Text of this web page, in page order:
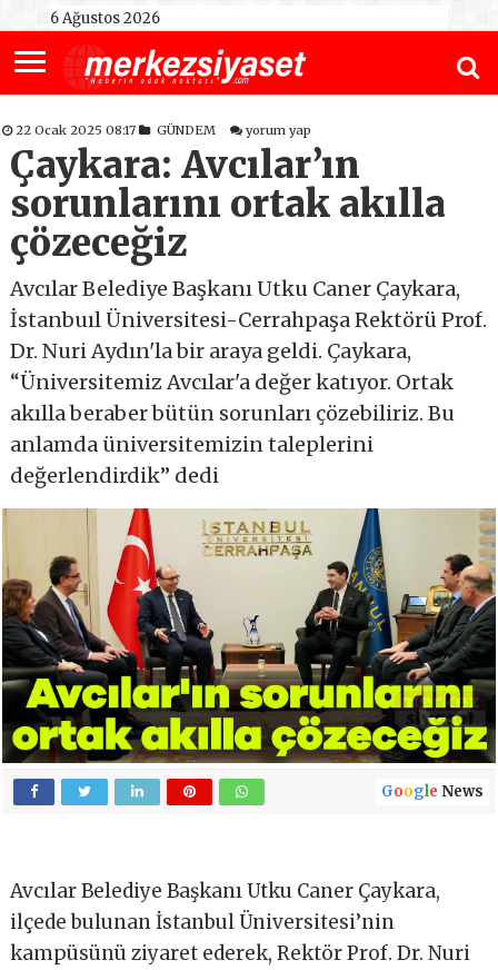
6 Ağustos 2026
22 Ocak 2025 08:17 GÜNDEM yorum yap
Çaykara: Avcılar’ın
sorunlarını ortak akılla
çözeceğiz
Avcılar Belediye Başkanı Utku Caner Çaykara,
İstanbuıl Üniversitesi-Cerrahpaşa Rektörü Prof.
Dr. Nuri Aydın'la bir araya geldi. Çaykara,
“Üniversitemiz Avcılar'a değer katıyor. Ortak
akılla beraber bütün sorunları çözebiliriz. Bu
anlamda üniversitemizin taleplerini
değerlendirdik” dedi
Google News
Avcılar Belediye Başkanı Utku Caner Çaykara,
ilçede bulunan İstanbul Üniversitesi’nin
kampüsünü ziyaret ederek, Rektör Prof. Dr. Nuri